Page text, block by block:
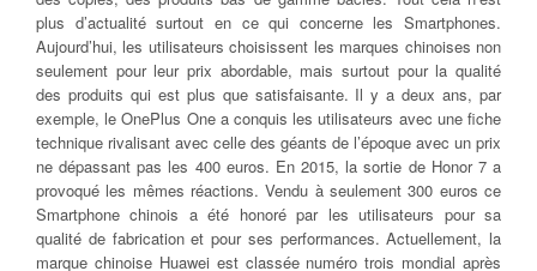
plus d’actualité surtout en ce qui concerne les Smartphones.
Aujourd’hui, les utilisateurs choisissent les marques chinoises non
seulement pour leur prix abordable, mais surtout pour la qualité
des produits qui est plus que satisfaisante. Il y a deux ans, par
exemple, le OnePlus One a conquis les utilisateurs avec une fiche
technique rivalisant avec celle des géants de l’époque avec un prix
ne dépassant pas les 400 euros. En 2015, la sortie de Honor 7 a
provoqué les mêmes réactions. Vendu à seulement 300 euros ce
Smartphone chinois a été honoré par les utilisateurs pour sa
qualité de fabrication et pour ses performances. Actuellement, la
marque chinoise Huawei est classée numéro trois mondial après